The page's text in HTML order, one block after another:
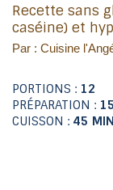
Recette sans gluten, sans produits laitiers (sans
caséine) et
Par : Cuisine
PORTIONS : 12
PRÉPARATION :
CUISSON : 45